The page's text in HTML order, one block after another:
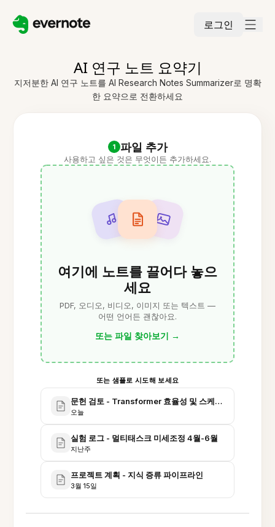
로그인
AI 연구 노트 요약기
지저분한 AI 연구 노트를 AI Research Notes Summarizer로 명확
한 요약으로 전환하세요
1 파일 추가
사용하고 싶은 것은 무엇이든 추가하세요.
여기에 노트를 끌어다 놓으
세요
PDF, 오디오, 비디오, 이미지 또는 텍스트 —
어떤 언어든 괜찮아요.
또는 파일 찾아보기 →
또는 샘플로 시도해 보세요
문헌 검토 - Transformer 효율성 및 스케일링
오늘
실험 로그 - 멀티태스크 미세조정 4월-6월
지난주
프로젝트 계획 - 지식 증류 파이프라인
3월 15일